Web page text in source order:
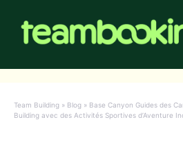
contenu
Team Building » Blog » Base Canyon Guides des
Building avec des Activités Sportives d’Aventure